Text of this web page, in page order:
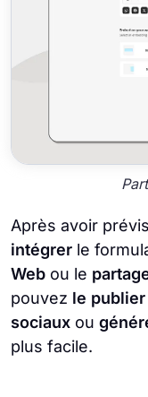
Après avoir
intégrer le
Web ou le
pouvez le
sociaux ou
plus facile.